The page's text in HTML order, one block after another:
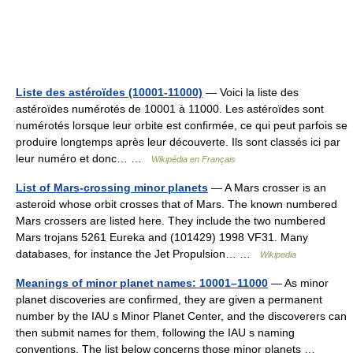
Liste des astéroïdes (10001-11000) — Voici la liste des
astéroïdes numérotés de 10001 à 11000. Les astéroïdes sont
numérotés lorsque leur orbite est confirmée, ce qui peut parfois se
produire longtemps après leur découverte. Ils sont classés ici par
leur numéro et donc… …
Wikipédia en Français
List of Mars-crossing minor planets — A Mars crosser is an
asteroid whose orbit crosses that of Mars. The known numbered
Mars crossers are listed here. They include the two numbered
Mars trojans 5261 Eureka and (101429) 1998 VF31. Many
databases, for instance the Jet Propulsion… …
Wikipedia
Meanings of minor planet names: 10001–11000 — As minor
planet discoveries are confirmed, they are given a permanent
number by the IAU s Minor Planet Center, and the discoverers can
then submit names for them, following the IAU s naming
conventions. The list below concerns those minor planets …